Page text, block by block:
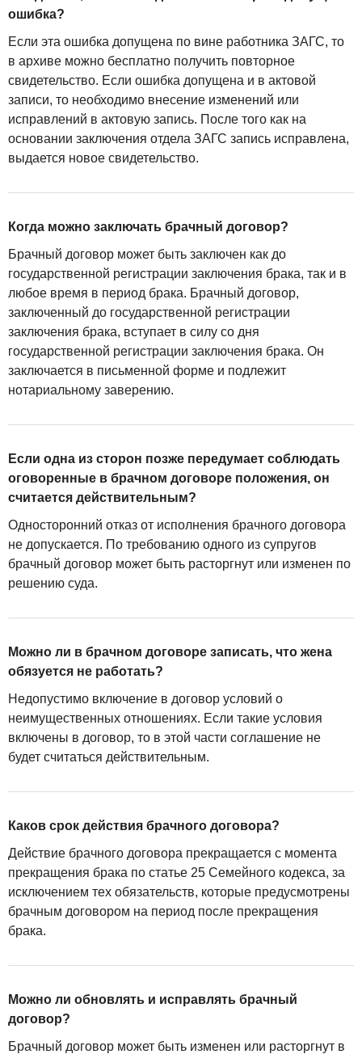
ошибка?
Если эта ошибка допущена по вине работника ЗАГС, то
в архиве можно бесплатно получить повторное
свидетельство. Если ошибка допущена и в актовой
записи, то необходимо внесение изменений или
исправлений в актовую запись. После того как на
основании заключения отдела ЗАГС запись исправлена,
выдается новое свидетельство.
Когда можно заключать брачный договор?
Брачный договор может быть заключен как до
государственной регистрации заключения брака, так и в
любое время в период брака. Брачный договор,
заключенный до государственной регистрации
заключения брака, вступает в силу со дня
государственной регистрации заключения брака. Он
заключается в письменной форме и подлежит
нотариальному заверению.
Если одна из сторон позже передумает соблюдать
оговоренные в брачном договоре положения, он
считается действительным?
Односторонний отказ от исполнения брачного договора
не допускается. По требованию одного из супругов
брачный договор может быть расторгнут или изменен по
решению суда.
Можно ли в брачном договоре записать, что жена
обязуется не работать?
Недопустимо включение в договор условий о
неимущественных отношениях. Если такие условия
включены в договор, то в этой части соглашение не
будет считаться действительным.
Каков срок действия брачного договора?
Действие брачного договора прекращается с момента
прекращения брака по статье 25 Семейного кодекса, за
исключением тех обязательств, которые предусмотрены
брачным договором на период после прекращения
брака.
Можно ли обновлять и исправлять брачный
договор?
Брачный договор может быть изменен или расторгнут в